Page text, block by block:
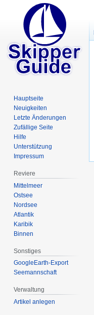
Hauptseite
Neuigkeiten
Letzte Änderungen
Zufällige Seite
Hilfe
Unterstützung
Impressum
Reviere
Mittelmeer
Ostsee
Nordsee
Atlantik
Karibik
Binnen
Sonstiges
GoogleEarth-Export
Seemannschaft
Verwaltung
Artikel anlegen